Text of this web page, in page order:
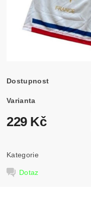
Dostupnost
Varianta
229 Kč
Kategorie
Dotaz